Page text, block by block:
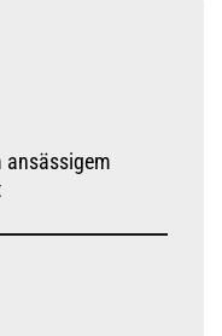
ansässigem